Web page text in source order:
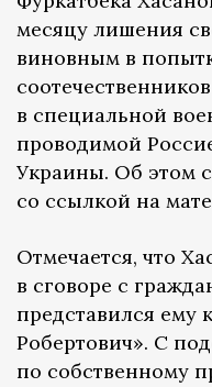
месяцу лишения
виновным в
в специальной
проводимой
Украины. Об этом
со ссылкой на
Отмечается, что
в сговоре с
представился ему
Робертович». С
по собственному